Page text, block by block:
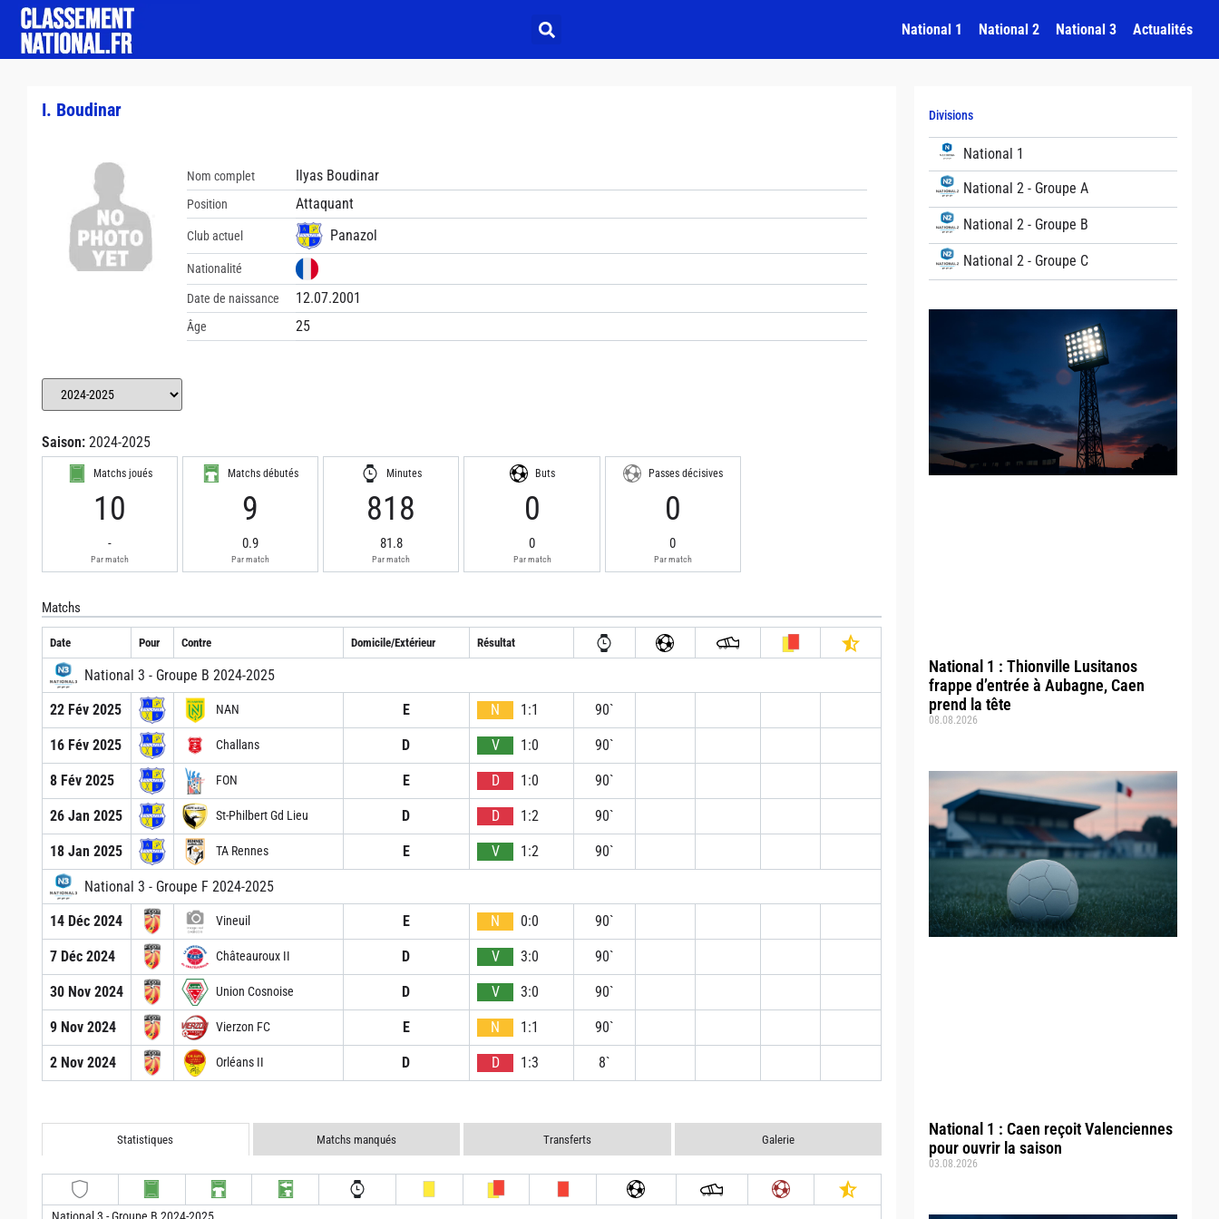
National 1 National 2 National 3 Actualités
Divisions
National 1
National 2 - Groupe A
National 2 - Groupe B
National 2 - Groupe C
National 1 : Thionville Lusitanos
frappe d’entrée à Aubagne, Caen
prend la tête
08.08.2026
National 1 : Caen reçoit Valenciennes
pour ouvrir la saison
03.08.2026
I. Boudinar
Nom complet Ilyas Boudinar
Position Attaquant
Club actuel Panazol
Nationalité
Date de naissance 12.07.2001
Âge 25
Saison: 2024-2025
Matchs joués
10
-
Par match
Matchs débutés
9
0.9
Par match
Minutes
818
81.8
Par match
Buts
0
0
Par match
Passes décisives
0
0
Par match
Matchs
Date Pour Contre Domicile/Extérieur Résultat
National 3 - Groupe B 2024-2025
22 Fév 2025
NAN E N 1:1 90`
16 Fév 2025 Challans D V 1:0 90`
8 Fév 2025 FON E D 1:0 90`
26 Jan 2025 St-Philbert Gd Lieu D D 1:2 90`
18 Jan 2025 TA Rennes E V 1:2 90`
National 3 - Groupe F 2024-2025
14 Déc 2024
Vineuil E N 0:0 90`
7 Déc 2024 Châteauroux II D V 3:0 90`
30 Nov 2024 Union Cosnoise D V 3:0 90`
9 Nov 2024 Vierzon FC E N 1:1 90`
2 Nov 2024 Orléans II D D 1:3 8`
Statistiques Matchs manqués Transferts Galerie
National 3 - Groupe B 2024-2025